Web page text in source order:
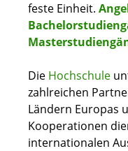
feste Einheit.
Die Hochschule
zahlreichen
Ländern Europas
Kooperationen
internationalen